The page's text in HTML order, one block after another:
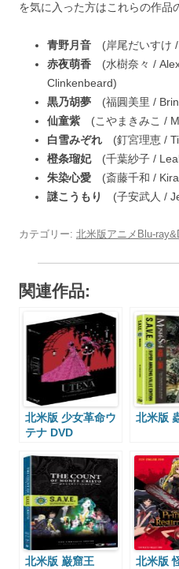
を気に入った方はこれらの作品
青野月音 (岸尾だいすけ
赤夜萌香 (水樹奈々 /
Clinkenbeard)
黒乃胡夢 (福圓美里 /
仙童紫 (こやまきみこ /
白雪みぞれ (釘宮理恵 /
橙条瑠妃(千葉紗子 /
朱染心愛 (斎藤千和 /
謎こうもり
(子安武人 /
カテゴリー: 北米版アニメBlu-
関連作品:
北米版 少女革命ウ
テナ DVD
北米版
北米版 巌窟王
北米版